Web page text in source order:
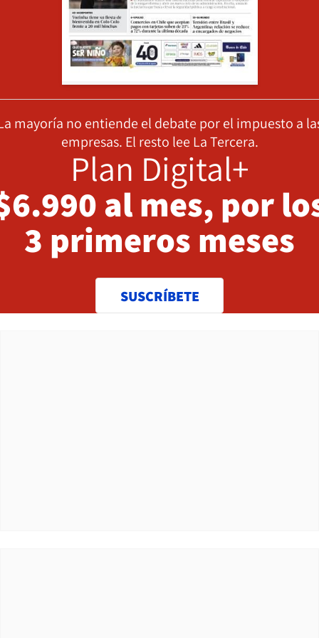
mayoría no entiende el debate por el impuesto a
empresas. El resto lee La Tercera.
Plan Digital+
al mes, por
3 primeros meses
SUSCRÍBETE